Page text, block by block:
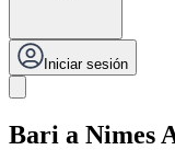
Iniciar sesión
Bari a Nimes